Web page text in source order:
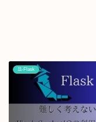
11-Flask